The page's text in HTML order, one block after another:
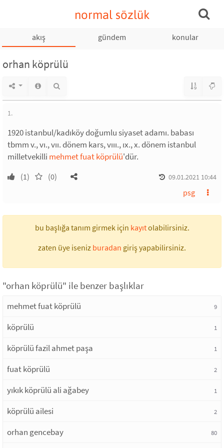
normal sözlük
akış gündem konular
orhan köprülü
1.
1920 istanbul/kadıköy doğumlu siyaset adamı. babası
tbmm v., vı., vıı. dönem kars, vııı., ıx., x. dönem istanbul
milletvekilli mehmet fuat köprülü'dür.
(1) (0) 09.01.2021 10:44
psg
bu başlığa tanım girmek için kayıtolabilirsiniz.
zaten üye iseniz buradan giriş yapabilirsiniz.
"orhan köprülü" ile benzer başlıklar
mehmet fuat köprülü 9
köprülü 1
köprülü fazil ahmet paşa 1
fuat köprülü 2
yıkık köprülü ali ağabey 1
köprülü ailesi 2
orhan gencebay 80